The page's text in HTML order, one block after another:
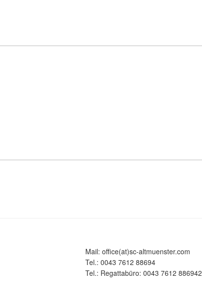
Mail: office(at)sc-altmuenster.com
Tel.: 0043 7612 88694
Tel.: Regattabüro: 0043 7612 886942